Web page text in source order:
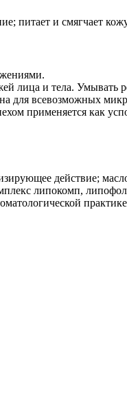
питает и смягчает
лица и тела.
для всевозможных
применяется как
действие;
липокомп,